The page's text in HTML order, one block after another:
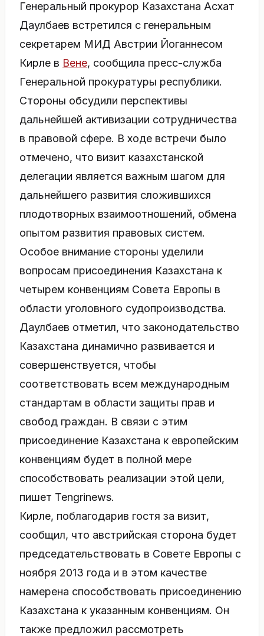
Генеральный прокурор Казахстана Асхат
Даулбаев встретился с генеральным
секретарем МИД Австрии Йоганнесом
Кирле в Вене, сообщила пресс-служба
Генеральной прокуратуры республики.
Стороны обсудили перспективы
дальнейшей активизации сотрудничества
в правовой сфере. В ходе встречи было
отмечено, что визит казахстанской
делегации является важным шагом для
дальнейшего развития сложившихся
плодотворных взаимоотношений, обмена
опытом развития правовых систем.
Особое внимание стороны уделили
вопросам присоединения Казахстана к
четырем конвенциям Совета Европы в
области уголовного судопроизводства.
Даулбаев отметил, что законодательство
Казахстана динамично развивается и
совершенствуется, чтобы
соответствовать всем международным
стандартам в области защиты прав и
свобод граждан. В связи с этим
присоединение Казахстана к европейским
конвенциям будет в полной мере
способствовать реализации этой цели,
пишет Tengrinews.
Кирле, поблагодарив гостя за визит,
сообщил, что австрийская сторона будет
председательствовать в Совете Европы с
ноября 2013 года и в этом качестве
намерена способствовать присоединению
Казахстана к указанным конвенциям. Он
также предложил рассмотреть